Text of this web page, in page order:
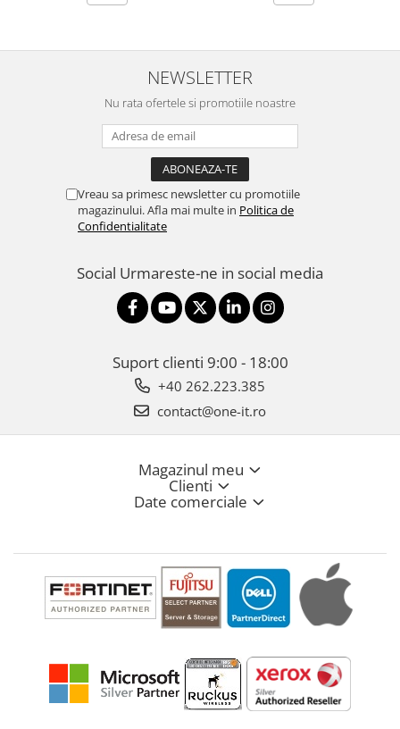
NEWSLETTER
Nu rata ofertele si promotiile noastre
Vreau sa primesc newsletter cu promotiile
magazinului. Afla mai multe in Politica de
Confidentialitate
Social Urmareste-ne in social media
Suport clienti 9:00 - 18:00
+40 262.223.385
contact@one-it.ro
Magazinul meu
Clienti
Date comerciale